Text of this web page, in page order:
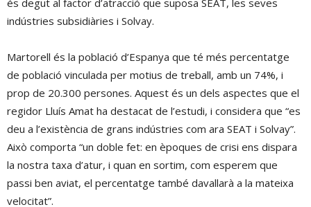
indústries subsidiàries i Solvay.
Martorell és la població d’Espanya que té més percentatge
de població vinculada per motius de treball, amb un 74%, i
prop de 20.300 persones. Aquest és un dels aspectes que el
regidor Lluís Amat ha destacat de l’estudi, i considera que “es
deu a l’existència de grans indústries com ara SEAT i Solvay”.
Això comporta “un doble fet: en èpoques de crisi ens dispara
la nostra taxa d’atur, i quan en sortim, com esperem que
passi ben aviat, el percentatge també davallarà a la mateixa
velocitat”.